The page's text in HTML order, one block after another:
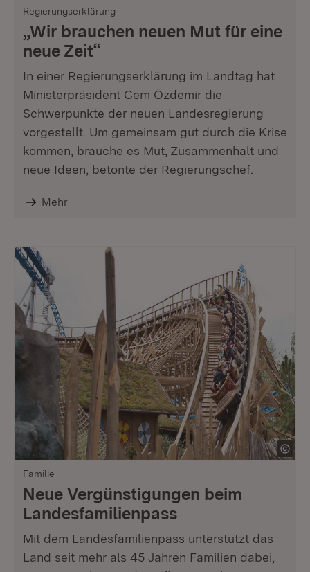
Regierungserklärung
„Wir brauchen neuen Mut für eine
neue Zeit“
In einer Regierungserklärung im Landtag hat
Ministerpräsident Cem Özdemir die
Schwerpunkte der neuen Landesregierung
vorgestellt. Um gemeinsam gut durch die Krise
kommen, brauche es Mut, Zusammenhalt und
neue Ideen, betonte der Regierungschef.
Mehr
Familie
Neue Vergünstigungen beim
Landesfamilienpass
Mit dem Landesfamilienpass unterstützt das
Land seit mehr als 45 Jahren Familien dabei,